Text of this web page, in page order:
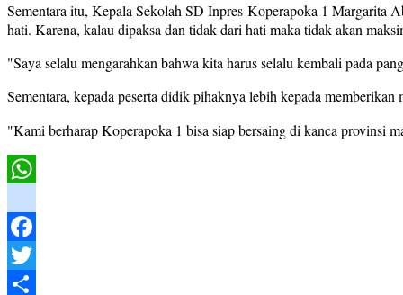
Sementara itu, Kepala Sekolah SD Inpres Koperapoka 1 Margarita
hati. Karena, kalau dipaksa dan tidak dari hati maka tidak akan
"Saya selalu mengarahkan bahwa kita harus selalu kembali pada
Sementara, kepada peserta didik pihaknya lebih kepada
"Kami berharap Koperapoka 1 bisa siap bersaing di kanca provinsi
instagram
Facebook
Twitter